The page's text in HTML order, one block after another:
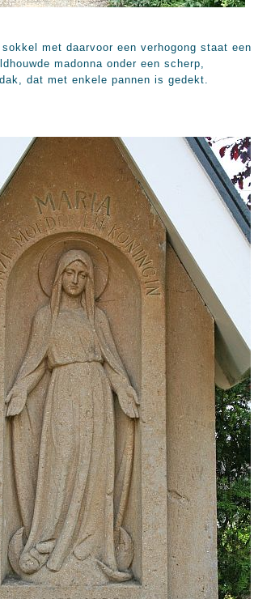
met daarvoor een verhogong staat
madonna onder een scherp,
dat met enkele pannen is gedekt.